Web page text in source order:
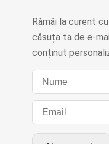
Rămâi la curent
căsuța ta de e-
conținut